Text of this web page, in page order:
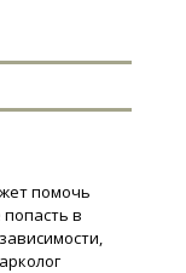
помочь
в